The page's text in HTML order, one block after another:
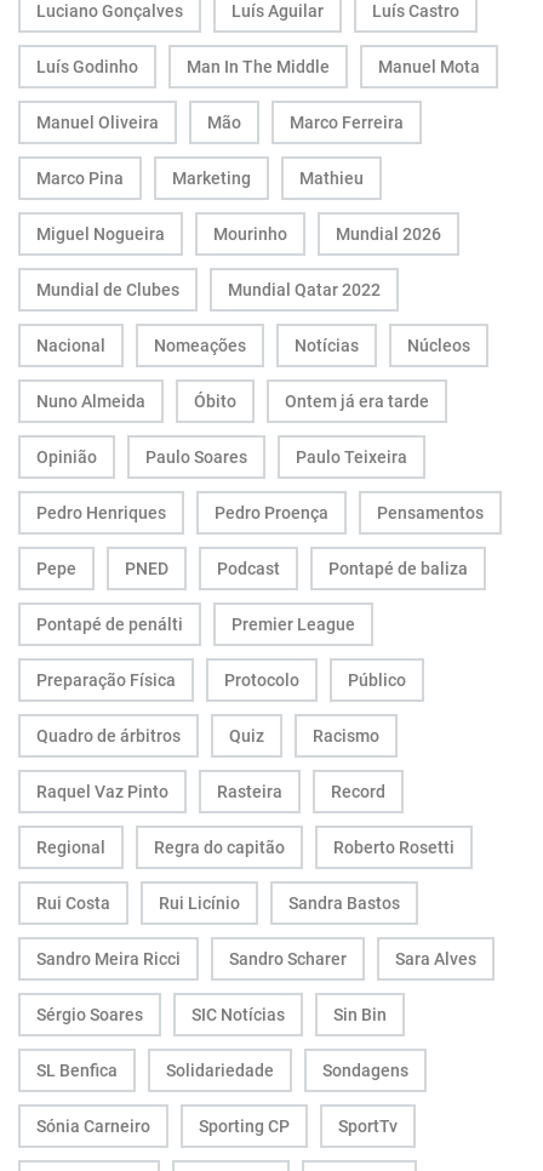
Luciano Gonçalves Luís Aguilar Luís Castro
Luís Godinho Man In The Middle Manuel Mota
Manuel Oliveira Mão Marco Ferreira
Marco Pina Marketing Mathieu
Miguel Nogueira Mourinho Mundial 2026
Mundial de Clubes Mundial Qatar 2022
Nacional Nomeações Notícias Núcleos
Nuno Almeida Óbito Ontem já era tarde
Opinião Paulo Soares Paulo Teixeira
Pedro Henriques Pedro Proença Pensamentos
Pepe PNED Podcast Pontapé de baliza
Pontapé de penálti Premier League
Preparação Física Protocolo Público
Quadro de árbitros Quiz Racismo
Raquel Vaz Pinto Rasteira Record
Regional Regra do capitão Roberto Rosetti
Rui Costa Rui Licínio Sandra Bastos
Sandro Meira Ricci Sandro Scharer Sara Alves
Sérgio Soares SIC Notícias Sin Bin
SL Benfica Solidariedade Sondagens
Sónia Carneiro Sporting CP SportTv